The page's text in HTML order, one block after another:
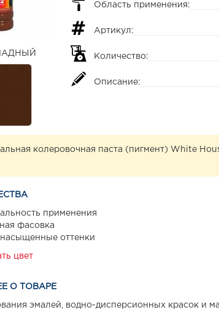
Область применения:
Артикул:
Количество:
Описание:
колеровочная паста (пигмент) White
применения
фасовка
оттенки
цвет
О ТОВАРЕ
эмалей, водно-дисперсионных красок и